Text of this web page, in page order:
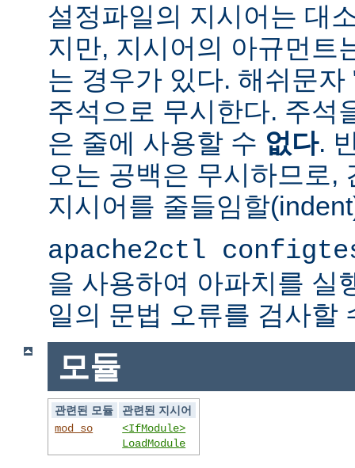
설정파일의 지시어는 대
지만, 지시어의 아규먼트
는 경우가 있다. 해쉬문
주석으로 무시한다. 주석
은 줄에 사용할 수 없다.
오는 공백은 무시하므로,
지시어를 줄들임할
apache2ctl
을 사용하여 아파치를 실
일의 문법 오류를 검사할
모듈
관련된 모듈
관련된 지시어
mod_so
<IfModule>
LoadModule